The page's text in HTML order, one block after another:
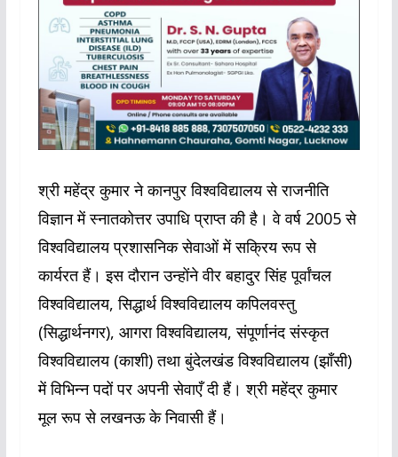
श्री महेंद्र कुमार ने कानपुर विश्वविद्यालय से राजनीति
विज्ञान में स्नातकोत्तर उपाधि प्राप्त की है। वे वर्ष 2005 से
विश्वविद्यालय प्रशासनिक सेवाओं में सक्रिय रूप से
कार्यरत हैं। इस दौरान उन्होंने वीर बहादुर सिंह पूर्वांचल
विश्वविद्यालय, सिद्धार्थ विश्वविद्यालय कपिलवस्तु
(सिद्धार्थनगर), आगरा विश्वविद्यालय, संपूर्णानंद संस्कृत
विश्वविद्यालय (काशी) तथा बुंदेलखंड विश्वविद्यालय (झाँसी)
में विभिन्न पदों पर अपनी सेवाएँ दी हैं। श्री महेंद्र कुमार
मूल रूप से लखनऊ के निवासी हैं।